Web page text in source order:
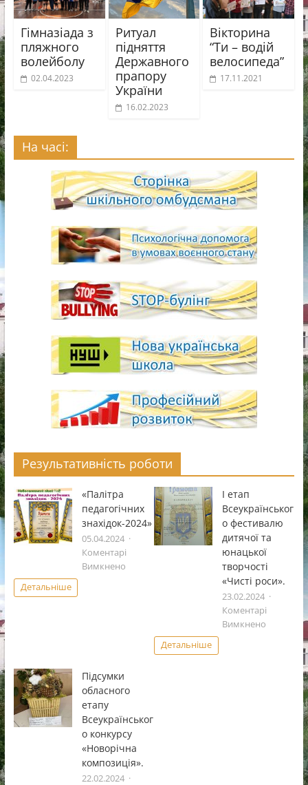
Гімназіада з
пляжного
волейболу
02.04.2023
Ритуал
підняття
Державного
прапору
України
16.02.2023
Вікторина
“Ти – водій
велосипеда”
17.11.2021
На часі:
Результативність роботи
«Палітра
педагогічних
знахідок-2024»
05.04.2024
Коментарі
Вимкненодо
Детальніше
І етап
Всеукраïнськог
о фестивалю
дитячоï та
юнацькоï
творчостi
«Чистi роси».
23.02.2024
Коментарі
Вимкненодо
юнацькоï
творчостi
Детальніше
Підсумки
обласного
етапу
Всеукраїнськог
о конкурсу
«Новорічна
композиція».
22.02.2024